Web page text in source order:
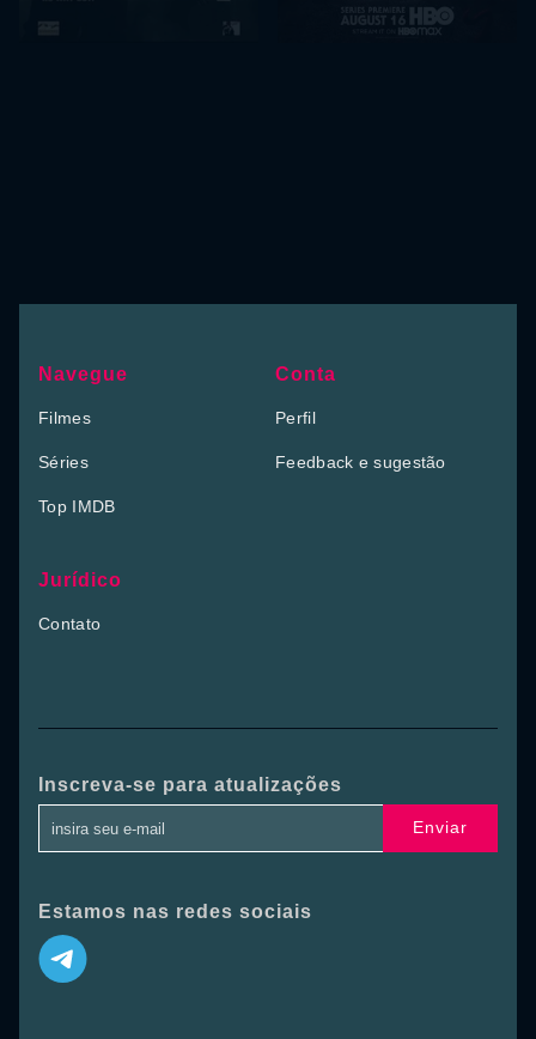
Navegue
Filmes
Séries
Top IMDB
Conta
Perfil
Feedback e sugestão
Jurídico
Contato
Inscreva-se para atualizações
Enviar
Estamos nas redes sociais